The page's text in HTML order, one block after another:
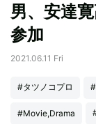
男、安達
参加
2021.06.11 Fri
#タツノコプロ
#Movie,Drama